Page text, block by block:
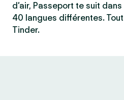
d’air, Passeport te suit
40 langues différentes.
Tinder.